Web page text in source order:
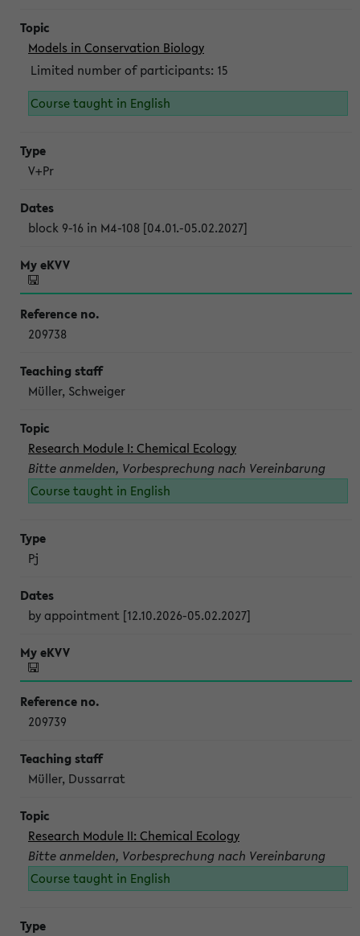
Models in Conservation Biology
Limited number of participants: 15
Course taught in English
V+Pr
block 9-16 in M4-108 [04.01.-05.02.2027]
209738
Müller, Schweiger
Research Module I: Chemical Ecology
Bitte anmelden, Vorbesprechung nach Vereinbarung
Course taught in English
Pj
by appointment [12.10.2026-05.02.2027]
209739
Müller, Dussarrat
Research Module II: Chemical Ecology
Bitte anmelden, Vorbesprechung nach Vereinbarung
Course taught in English